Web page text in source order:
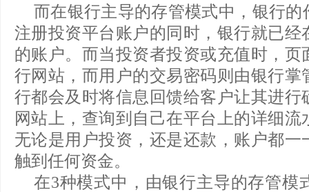
而在银行主导的存管模式中，银行
注册投资平台账户的同时，银行就已经
的账户。而当投资者投资或充值时，
行网站，而用户的交易密码则由银行掌
行都会及时将信息回馈给客户让其进行
网站上，查询到自己在平台上的详细
无论是用户投资，还是还款，账户都
触到任何资金。
在3种模式中，由银行主导的存管模